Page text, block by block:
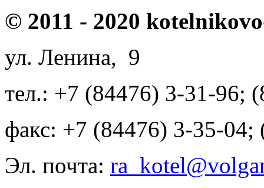
© 2011 - 2020
ул. Ленина, 9
тел.: +7 (84476) 3-31-96;
факс: +7 (84476) 3-35-04;
Эл. почта: